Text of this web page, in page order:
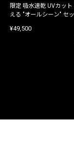
限定 吸水速乾 UVカット
える "オールシーン" セッ
¥49,500